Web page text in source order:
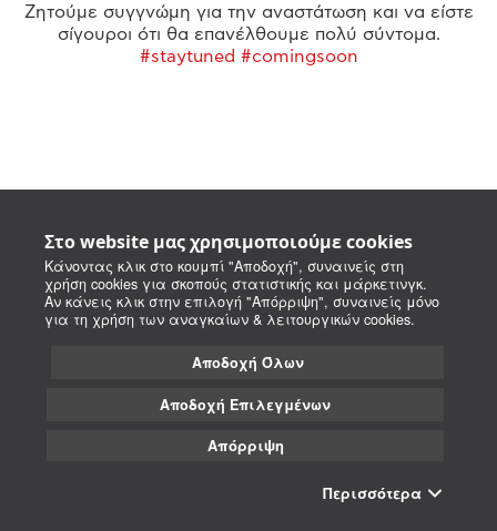
Στο website μας χρησιμοποιούμε cookies
Κάνοντας κλικ στο κουμπί "Αποδοχή", συναινείς στη
χρήση cookies για σκοπούς στατιστικής και μάρκετινγκ.
Αν κάνεις κλικ στην επιλογή "Απόρριψη", συναινείς μόνο
για τη χρήση των αναγκαίων & λειτουργικών cookies.
Αποδοχή Όλων
Αποδοχή Επιλεγμένων
Απόρριψη
Περισσότερα
Ζητούμε συγγνώμη για την αναστάτωση και να είστε
σίγουροι ότι θα επανέλθουμε πολύ σύντομα.
#staytuned #comingsoon